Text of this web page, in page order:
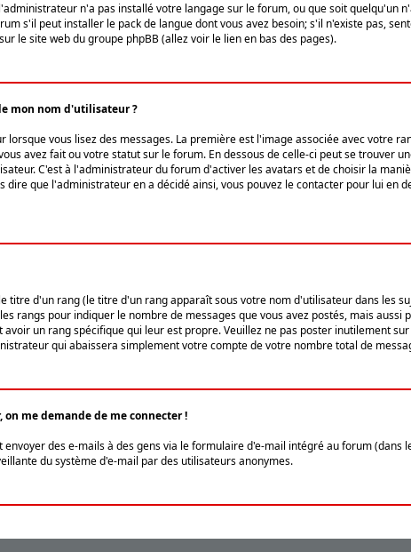
n'a pas installé votre langage sur le forum, ou que soit quelqu'un
s'il peut installer le pack de langue dont vous avez besoin; s'il n'existe pas,
le site web du groupe phpBB (allez voir le lien en bas des pages).
mon nom d'utilisateur ?
vous lisez des messages. La première est l'image associée avec votre
avez fait ou votre statut sur le forum. En dessous de celle-ci peut se trouver
C'est à l'administrateur du forum d'activer les avatars et de choisir la
dire que l'administrateur en a décidé ainsi, vous pouvez le contacter pour lui en
titre d'un rang (le titre d'un rang apparaît sous votre nom d'utilisateur dans les
rangs pour indiquer le nombre de messages que vous avez postés, mais
un rang spécifique qui leur est propre. Veuillez ne pas poster inutilement
qui abaissera simplement votre compte de votre nombre total de
me demande de me connecter !
des e-mails à des gens via le formulaire d'e-mail intégré au forum (dans
du système d'e-mail par des utilisateurs anonymes.